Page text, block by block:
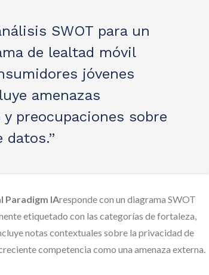
SWOT para un
de lealtad móvil
jóvenes
amenazas
preocupaciones sobre
datos.”
Paradigm IAresponde con un diagrama SWOT
etiquetado con las categorías de fortaleza,
notas contextuales sobre la privacidad de
competencia como una amenaza externa.